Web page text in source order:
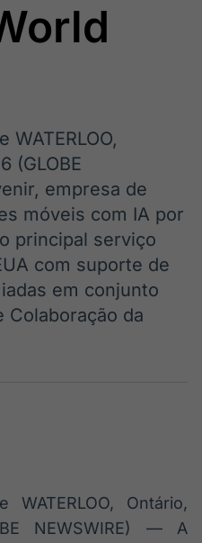
ativos
conteúdos e
Broadcast
Widgets
Componentes
conteúdos e
Wallboard
Conteúdos e
dados para
Em breve
Investimentos
Em breve
WATERLOO,
(GLOBE
empresa de
móveis com IA por
principal serviço
com suporte de
em conjunto
Colaboração da
WATERLOO, Ontário,
NEWSWIRE) — A